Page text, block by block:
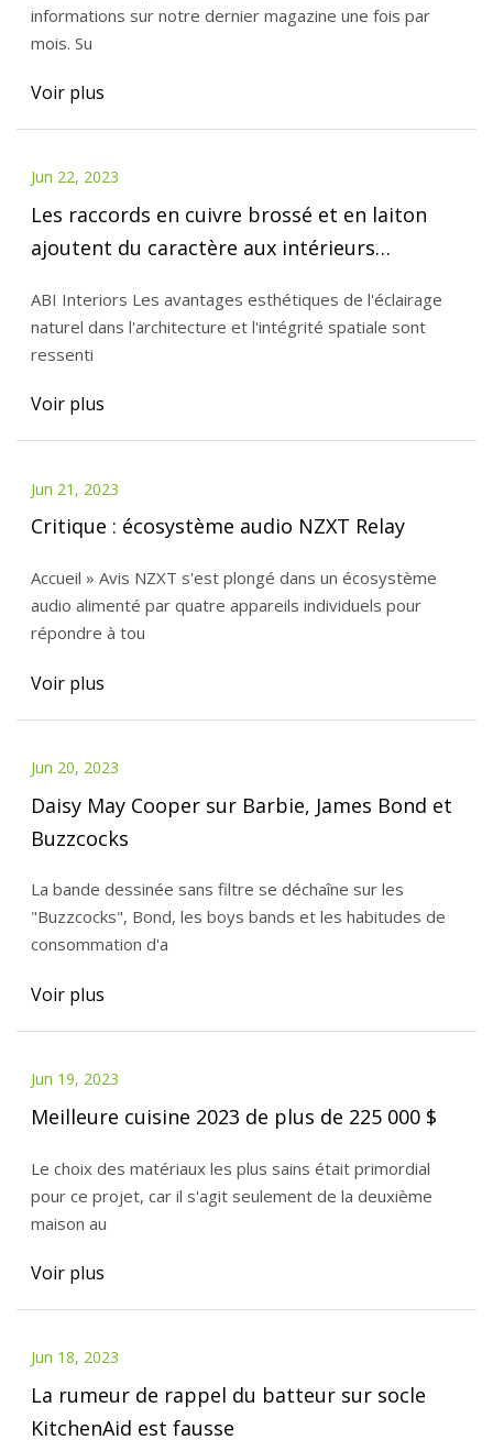
informations sur notre dernier magazine une fois par
mois. Su
Voir plus
Jun 22, 2023
Les raccords en cuivre brossé et en laiton
ajoutent du caractère aux intérieurs
ABI Interiors Les avantages esthétiques de l'éclairage
naturel dans l'architecture et l'intégrité spatiale sont
ressenti
Voir plus
Jun 21, 2023
Critique : écosystème audio NZXT Relay
Accueil » Avis NZXT s'est plongé dans un écosystème
audio alimenté par quatre appareils individuels pour
répondre à tou
Voir plus
Jun 20, 2023
Daisy May Cooper sur Barbie, James Bond et
Buzzcocks
La bande dessinée sans filtre se déchaîne sur les
"Buzzcocks", Bond, les boys bands et les habitudes de
consommation d'a
Voir plus
Jun 19, 2023
Meilleure cuisine 2023 de plus de 225 000 $
Le choix des matériaux les plus sains était primordial
pour ce projet, car il s'agit seulement de la deuxième
maison au
Voir plus
Jun 18, 2023
La rumeur de rappel du batteur sur socle
KitchenAid est fausse